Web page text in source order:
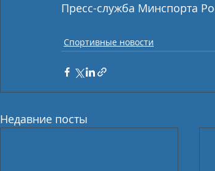
Пресс-служба Минспорта
Спортивные новости
Недавние посты